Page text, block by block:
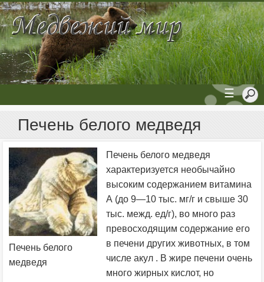
☰
Печень белого медведя
Печень белого
медведя
Печень белого медведя
характеризуется необычайно
высоким содержанием витамина
А (до 9—10 тыс. мг/г и свыше 30
тыс. межд. ед/г), во много раз
превосходящим содержание его
в печени других животных, в том
числе акул . В жире печени очень
много жирных кислот, но